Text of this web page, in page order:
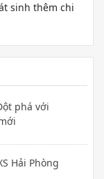
sinh thêm chi
phá với
Hải Phòng